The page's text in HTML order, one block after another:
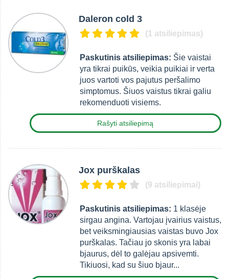
Daleron cold 3
(1 atsiliepimas)
Paskutinis atsiliepimas: Šie vaistai
yra tikrai puikūs, veikia puikiai ir verta
juos vartoti vos pajutus peršalimo
simptomus. Šiuos vaistus tikrai galiu
rekomenduoti visiems.
Rašyti atsiliepimą
Jox purškalas
(9 atsiliepimai)
Paskutinis atsiliepimas: 1 klasėje
sirgau angina. Vartojau įvairius vaistus,
bet veiksmingiausias vaistas buvo Jox
purškalas. Tačiau jo skonis yra labai
bjaurus, dėl to galėjau apsivemti.
Tikiuosi, kad su šiuo bjaur...